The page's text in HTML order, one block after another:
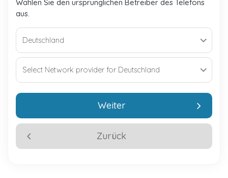
Wählen Sie den ursprünglichen Betreiber des Telefons
aus.
Zurück
Weiter